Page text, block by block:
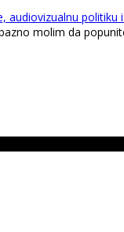
audiovizualnu politiku
molim da